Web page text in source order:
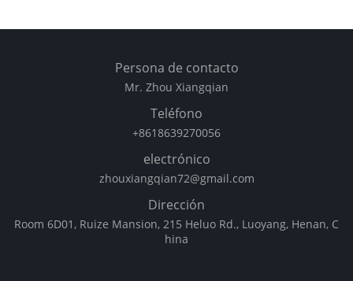
Persona de contacto
Mr. Zhou Xiangqian
Teléfono
+8618639270056
electrónico
zhouxiangqian72@gmail.com
Dirección
Room 6D01, Ruize Mansion, 215 Heluo Rd., Luoyang, Henan, C
hina